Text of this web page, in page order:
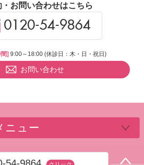
・お問い合わせはこちら
0120-54-9864
] 9:00～18:00 (休診日：木・日・祝日)
お問い合わせ
ニュー